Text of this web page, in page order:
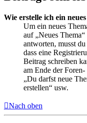
Wie erstelle ich ein
Um ein neues
auf „Neues
antworten, musst
dass eine
Beitrag schreiben
am Ende der
„Du darfst neue
erstellen“ usw.
Nach oben